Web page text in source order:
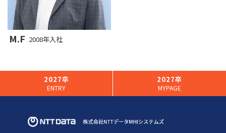
M.F 2008年入社
2027卒
ENTRY
2027卒
MYPAGE